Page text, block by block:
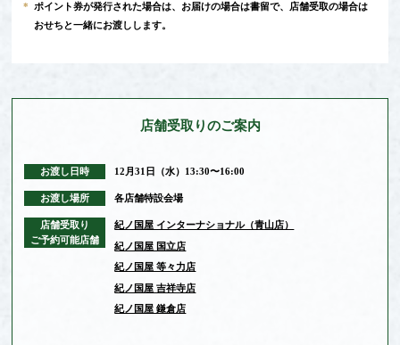
*
ポイント券が発行された場合は、お届けの場合は書留で、店舗受取の場合は
おせちと一緒にお渡しします。
店舗受取りのご案内
お渡し日時 12月31日（水）13:30〜16:00
お渡し場所 各店舗特設会場
店舗受取り
ご予約可能店舗
紀ノ国屋 インターナショナル（青山店）
紀ノ国屋 国立店
紀ノ国屋 等々力店
紀ノ国屋 吉祥寺店
紀ノ国屋 鎌倉店